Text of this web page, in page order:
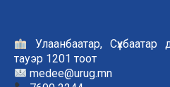
Улаанбаатар,
тауэр 1201 тоот
medee@urug.mn